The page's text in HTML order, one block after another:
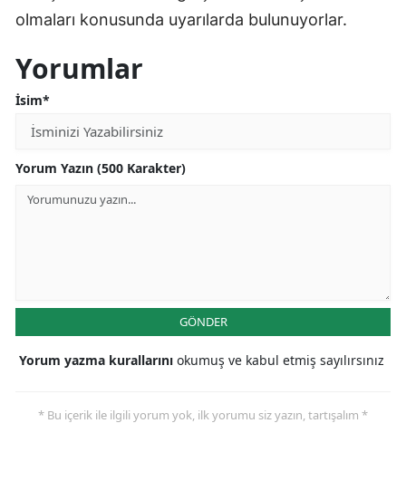
olmaları konusunda uyarılarda bulunuyorlar.
Yorumlar
İsim*
Yorum Yazın (500 Karakter)
GÖNDER
Yorum yazma kurallarını okumuş ve kabul etmiş sayılırsınız
* Bu içerik ile ilgili yorum yok, ilk yorumu siz yazın, tartışalım *